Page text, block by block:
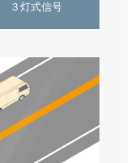
３灯式信号